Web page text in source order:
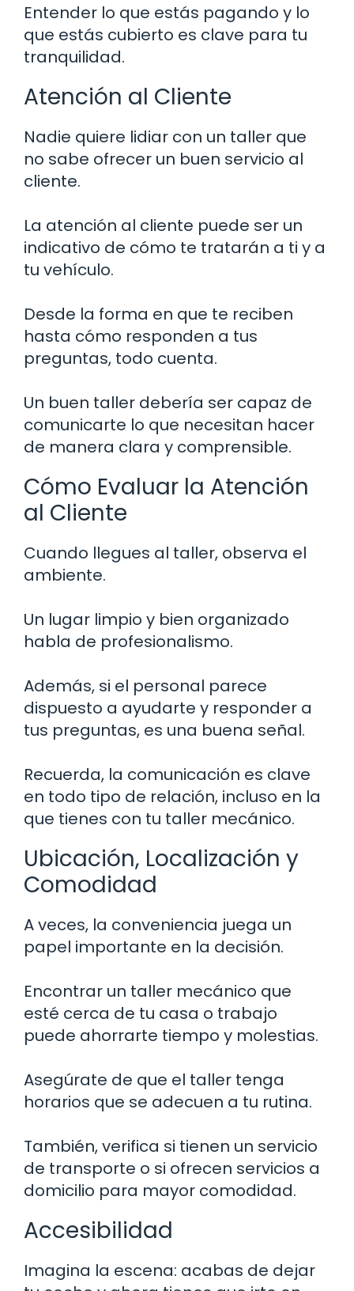
Entender lo que estás pagando y lo
que estás cubierto es clave para tu
tranquilidad.
Atención al Cliente
Nadie quiere lidiar con un taller que
no sabe ofrecer un buen servicio al
cliente.
La atención al cliente puede ser un
indicativo de cómo te tratarán a ti y a
tu vehículo.
Desde la forma en que te reciben
hasta cómo responden a tus
preguntas, todo cuenta.
Un buen taller debería ser capaz de
comunicarte lo que necesitan hacer
de manera clara y comprensible.
Cómo Evaluar la Atención
al Cliente
Cuando llegues al taller, observa el
ambiente.
Un lugar limpio y bien organizado
habla de profesionalismo.
Además, si el personal parece
dispuesto a ayudarte y responder a
tus preguntas, es una buena señal.
Recuerda, la comunicación es clave
en todo tipo de relación, incluso en la
que tienes con tu taller mecánico.
Ubicación, Localización y
Comodidad
A veces, la conveniencia juega un
papel importante en la decisión.
Encontrar un taller mecánico que
esté cerca de tu casa o trabajo
puede ahorrarte tiempo y molestias.
Asegúrate de que el taller tenga
horarios que se adecuen a tu rutina.
También, verifica si tienen un servicio
de transporte o si ofrecen servicios a
domicilio para mayor comodidad.
Accesibilidad
Imagina la escena: acabas de dejar